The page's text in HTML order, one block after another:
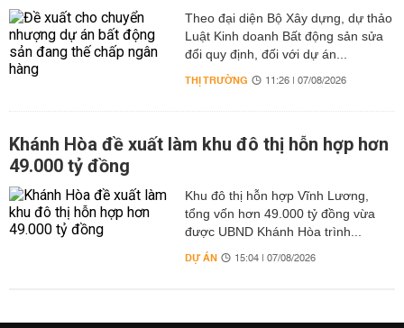
Theo đại diện Bộ Xây dựng, dự thảo
Luật Kinh doanh Bất động sản sửa
đổi quy định, đối với dự án...
THỊ TRƯỜNG 11:26 | 07/08/2026
Khánh Hòa đề xuất làm khu đô thị hỗn hợp hơn
49.000 tỷ đồng
Khu đô thị hỗn hợp Vĩnh Lương,
tổng vốn hơn 49.000 tỷ đồng vừa
được UBND Khánh Hòa trình...
DỰ ÁN 15:04 | 07/08/2026